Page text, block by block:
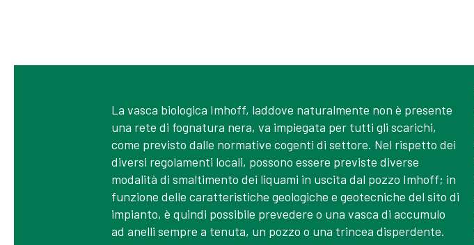
La vasca biologica Imhoff, laddove naturalmente non è presente
una rete di fognatura nera, va impiegata per tutti gli scarichi,
come previsto dalle normative cogenti di settore. Nel rispetto dei
diversi regolamenti locali, possono essere previste diverse
modalità di smaltimento dei liquami in uscita dal pozzo Imhoff; in
funzione delle caratteristiche geologiche e geotecniche del sito di
impianto, è quindi possibile prevedere o una vasca di accumulo
ad anelli sempre a tenuta, un pozzo o una trincea disperdente.